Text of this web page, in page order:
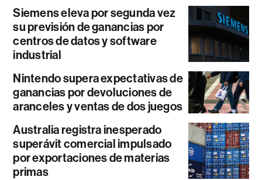
Siemens eleva por segunda vez
su previsión de ganancias por
centros de datos y software
industrial
Nintendo supera expectativas de
ganancias por devoluciones de
aranceles y ventas de dos juegos
Australia registra inesperado
superávit comercial impulsado
por exportaciones de materias
primas